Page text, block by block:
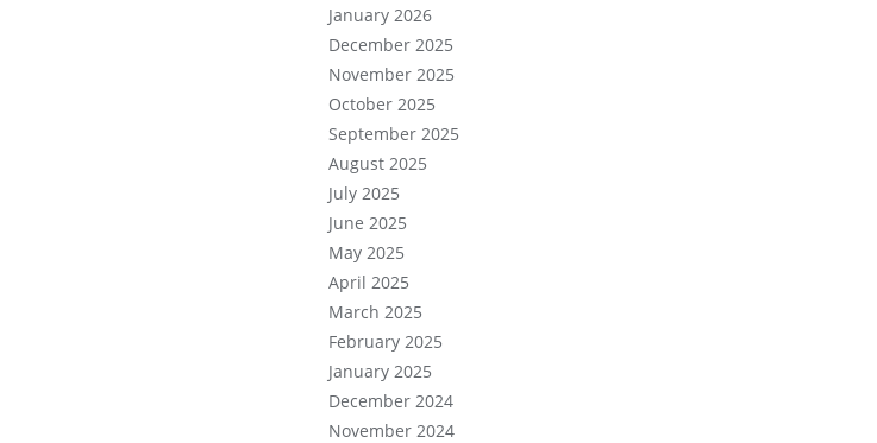
January 2026
December 2025
November 2025
October 2025
September 2025
August 2025
July 2025
June 2025
May 2025
April 2025
March 2025
February 2025
January 2025
December 2024
November 2024